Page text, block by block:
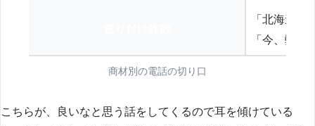
「北海道
「今、弊
商材別の電話の切り口
こちらが、良いなと思う話をしてくるので耳を傾けている